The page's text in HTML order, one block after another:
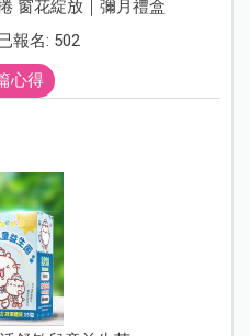
窗花綻放｜彌月禮盒
報名: 502
心得